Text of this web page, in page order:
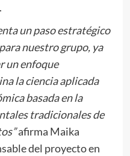
un paso estratégico
nuestro grupo, ya
un enfoque
la ciencia aplicada
basada en la
tradicionales de
afirma Maika
del proyecto en